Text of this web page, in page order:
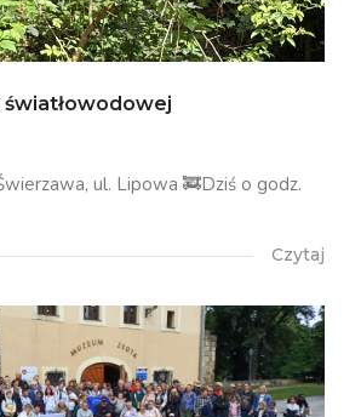
światłowodowej
ul. Lipowa 🚒Dziś o godz.
Czytaj